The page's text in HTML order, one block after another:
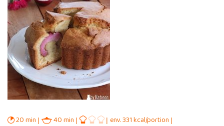
20 min 40 min
env. 331 kcal/portion